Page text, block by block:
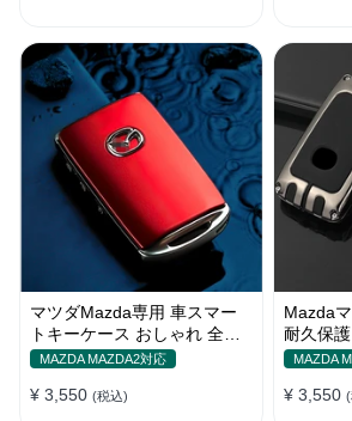
マツダMazda専用 車スマー
トキーケース おしゃれ 全面
保護 防水防塵 多色カバー
MAZDA MAZDA2対応
¥ 3,550 (税込)
Mazda
耐久保
い キー
MAZDA
¥ 3,550